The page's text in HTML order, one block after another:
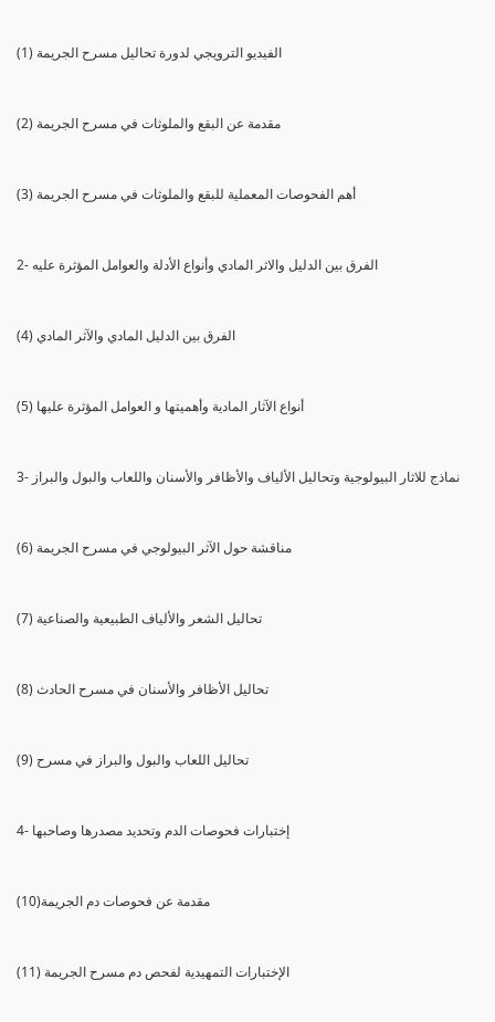
(1) الفيديو الترويجي لدورة تحاليل مسرح الجريمة
(2) مقدمة عن البقع والملوثات في مسرح الجريمة
(3) أهم الفحوصات المعملية للبقع والملوثات في مسرح الجريمة
2- الفرق بين الدليل والاثر المادي وأنواع الأدلة والعوامل المؤثرة عليه
(4) الفرق بين الدليل المادي والآثر المادي
(5) أنواع الآثار المادية وأهميتها و العوامل المؤثرة عليها
3- نماذج للاثار البيولوجية وتحاليل الألياف والأظافر والأسنان واللعاب والبول والبراز
(6) مناقشة حول الآثر البيولوجي في مسرح الجريمة
(7) تحاليل الشعر والألياف الطبيعية والصناعية
(8) تحاليل الأظافر والأسنان في مسرح الحادث
(9) تحاليل اللعاب والبول والبراز في مسرح
4- إختبارات فحوصات الدم وتحديد مصدرها وصاحبها
(10)مقدمة عن فحوصات دم الجريمة
(11) الإختبارات التمهيدية لفحص دم مسرح الجريمة